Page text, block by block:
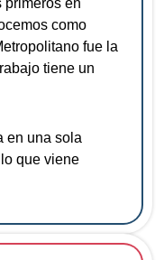
primeros en
como
fue la
tiene un
en una sola
que viene